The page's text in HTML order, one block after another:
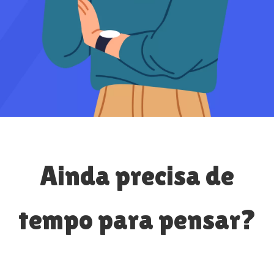
Ainda precisa de
tempo para pensar?